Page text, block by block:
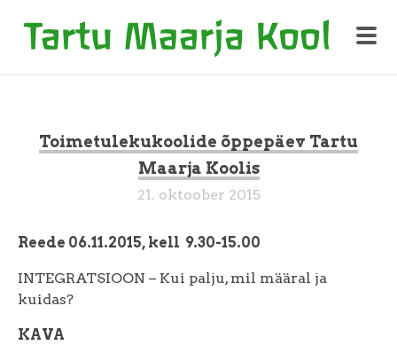
Toimetulekukoolide õppepäev Tartu
Maarja Koolis
21. oktoober 2015
Reede 06.11.2015, kell 9.30-15.00
INTEGRATSIOON – Kui palju, mil määral ja
kuidas?
KAVA